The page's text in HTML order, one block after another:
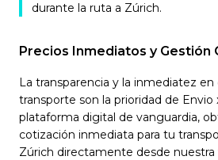
durante la ruta a Zúrich.
Precios Inmediatos y Gestión
La transparencia y la inmediatez en
transporte son la prioridad de Envio
plataforma digital de vanguardia,
cotización inmediata para tu
Zúrich directamente desde